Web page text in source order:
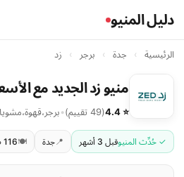
دليل المنيو
الرئيسية › جدة › برجر › زد
منيو زد الجديد مع
⭐ 4.4 (49 تقييم) •برجر،قهوة،
✓ حُدِّث المنيوقبل 3 أشهر 📍جدة 🍽️116 صنفاً